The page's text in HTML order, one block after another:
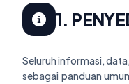
1.
Seluruh informasi,
sebagai panduan